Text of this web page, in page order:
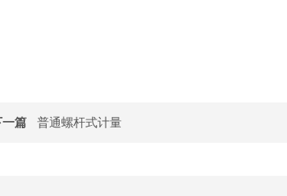
一篇 普通螺杆式计量